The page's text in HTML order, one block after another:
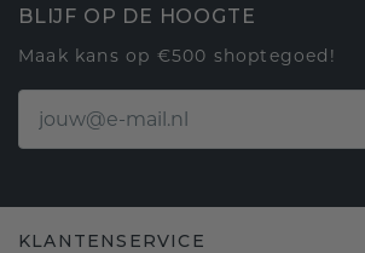
BLIJF OP DE HOOGTE
Maak kans op €500 shoptegoed!
KLANTENSERVICE